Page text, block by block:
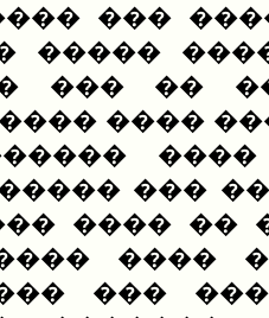
���
��� ��
����
����
��� ���
��
����
���